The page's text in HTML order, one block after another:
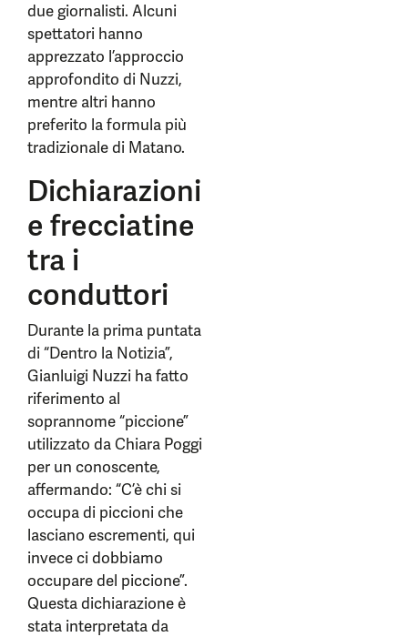
due giornalisti. Alcuni
spettatori hanno
apprezzato l’approccio
approfondito di Nuzzi,
mentre altri hanno
preferito la formula più
tradizionale di Matano.
Dichiarazioni
e frecciatine
tra i
conduttori
Durante la prima puntata
di “Dentro la Notizia”,
Gianluigi Nuzzi ha fatto
riferimento al
soprannome “piccione”
utilizzato da Chiara Poggi
per un conoscente,
affermando: “C’è chi si
occupa di piccioni che
lasciano escrementi, qui
invece ci dobbiamo
occupare del piccione”.
Questa dichiarazione è
stata interpretata da